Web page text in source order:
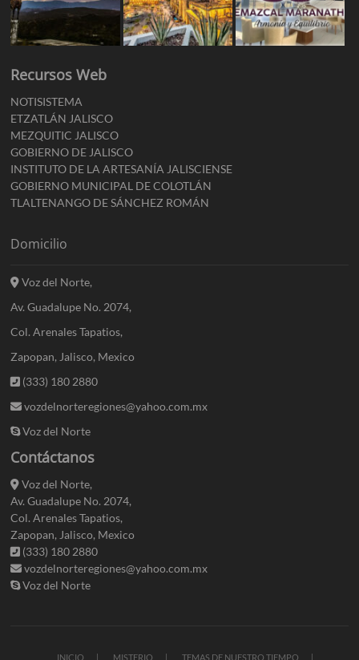
Recursos Web
NOTISISTEMA
ETZATLÁN JALISCO
MEZQUITIC JALISCO
GOBIERNO DE JALISCO
INSTITUTO DE LA ARTESANÍA JALISCIENSE
GOBIERNO MUNICIPAL DE COLOTLÁN
TLALTENANGO DE SÁNCHEZ ROMÁN
Domicilio
Voz del Norte,
Av. Guadalupe No. 2074,
Col. Arenales Tapatios,
Zapopan, Jalisco, Mexico
(333) 180 2880
vozdelnorteregiones@yahoo.com.mx
Voz del Norte
Contáctanos
Voz del Norte,
Av. Guadalupe No. 2074,
Col. Arenales Tapatios,
Zapopan, Jalisco, Mexico
(333) 180 2880
vozdelnorteregiones@yahoo.com.mx
Voz del Norte
INICIO MISTERIO TEMAS DE NUESTRO TIEMPO